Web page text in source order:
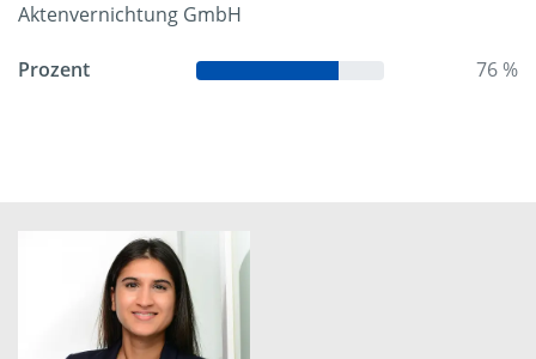
Aktenvernichtung GmbH
Prozent 76 %